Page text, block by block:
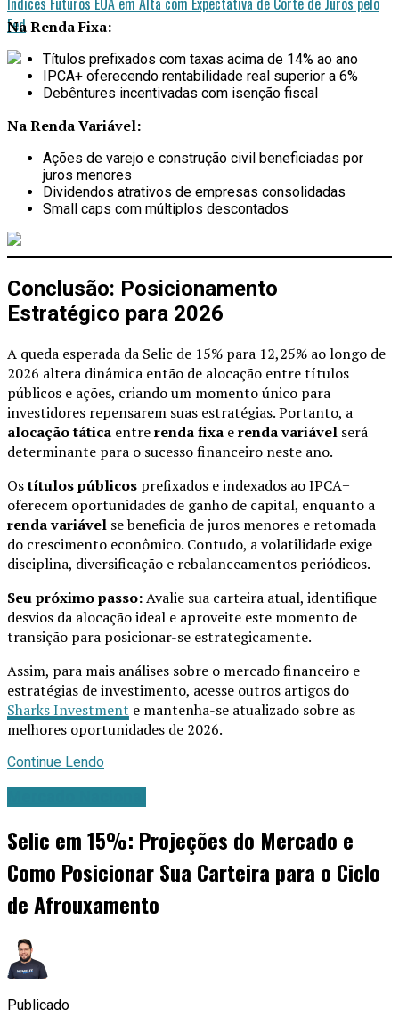
Fed
Na Renda Fixa:
Títulos prefixados com taxas acima de 14% ao ano
IPCA+ oferecendo rentabilidade real superior a 6%
Debêntures incentivadas com isenção fiscal
Na Renda Variável:
Ações de varejo e construção civil beneficiadas por
juros menores
Dividendos atrativos de empresas consolidadas
Small caps com múltiplos descontados
Conclusão: Posicionamento
Estratégico para 2026
A queda esperada da Selic de 15% para 12,25% ao longo de
2026 altera dinâmica então de alocação entre títulos
públicos e ações, criando um momento único para
investidores repensarem suas estratégias. Portanto, a
alocação tática entrerenda fixa erenda variável será
determinante para o sucesso financeiro neste ano.
Ostítulos públicos prefixados e indexados ao IPCA+
oferecem oportunidades de ganho de capital, enquanto a
renda variável se beneficia de juros menores e retomada
do crescimento econômico. Contudo, a volatilidade exige
disciplina, diversificação e rebalanceamentos periódicos.
Seu próximo passo:Avalie sua carteira atual, identifique
desvios da alocação ideal e aproveite este momento de
transição para posicionar-se estrategicamente.
Assim, para mais análises sobre o mercado financeiro e
estratégias de investimento, acesse outros artigos do
Sharks Investment e mantenha-se atualizado sobre as
melhores oportunidades de 2026.
Continue Lendo
Selic em 15%: Projeções do Mercado e
Como Posicionar Sua Carteira para o Ciclo
de Afrouxamento
Publicado